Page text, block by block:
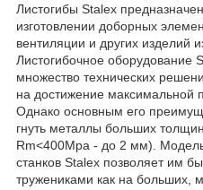
Листогибы Stalex
изготовлении доборных
вентиляции и других изделий
Листогибочное оборудование
множество технических
на достижение максимальной
Однако основным его
гнуть металлы больших
Rm<400Mpa - до 2 мм).
станков Stalex позволяет им
тружениками как на больших,